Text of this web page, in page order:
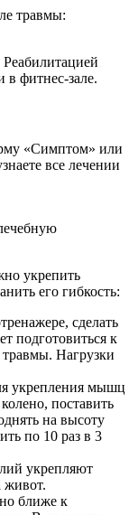
фитнес-зале.
«Симптом» или
все лечении
укрепить
его гибкость:
сделать
подготовиться к
травмы. Нагрузки
укрепления мышц
поставить
на высоту
по 10 раз в 3
укрепляют
живот.
ближе к